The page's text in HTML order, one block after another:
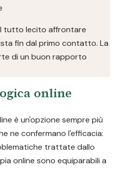
tutto lecito affrontare
fin dal primo contatto. La
di un buon rapporto
online
è un'opzione sempre più
ne confermano l'efficacia:
trattate dallo
online sono equiparabili a